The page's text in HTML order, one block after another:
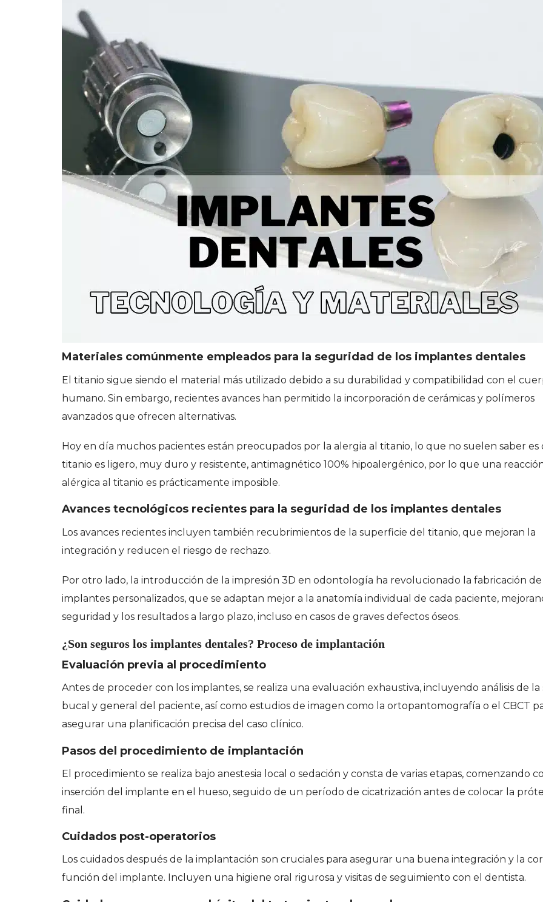
Materiales comúnmente empleados para la seguridad de los implantes dentales
El titanio sigue siendo el material más utilizado debido a su durabilidad y compatibilidad con el
humano. Sin embargo, recientes avances han permitido la incorporación de cerámicas y polímeros
avanzados que ofrecen alternativas.
Hoy en día muchos pacientes están preocupados por la alergia al titanio, lo que no suelen saber es
titanio es ligero, muy duro y resistente, antimagnético 100% hipoalergénico, por lo que una
alérgica al titanio es prácticamente imposible.
Avances tecnológicos recientes para la seguridad de los implantes dentales
Los avances recientes incluyen también recubrimientos de la superficie del titanio, que mejoran la
integración y reducen el riesgo de rechazo.
Por otro lado, la introducción de la impresión 3D en odontología ha revolucionado la fabricación de
implantes personalizados, que se adaptan mejor a la anatomía individual de cada paciente,
seguridad y los resultados a largo plazo, incluso en casos de graves defectos óseos.
¿Son seguros los implantes dentales? Proceso de implantación
Evaluación previa al procedimiento
Antes de proceder con los implantes, se realiza una evaluación exhaustiva, incluyendo análisis de la
bucal y general del paciente, así como estudios de imagen como la ortopantomografía o el CBCT
asegurar una planificación precisa del caso clínico.
Pasos del procedimiento de implantación
El procedimiento se realiza bajo anestesia local o sedación y consta de varias etapas, comenzando
inserción del implante en el hueso, seguido de un período de cicatrización antes de colocar la
final.
Cuidados post-operatorios
Los cuidados después de la implantación son cruciales para asegurar una buena integración y la
función del implante. Incluyen una higiene oral rigurosa y visitas de seguimiento con el dentista.